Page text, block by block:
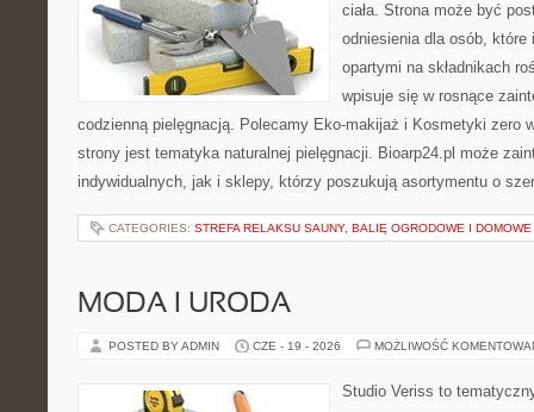
ciała. Strona może być
odniesienia dla osób,
opartymi na składnikach
wpisuje się w rosnące
codzienną pielęgnacją. Polecamy Eko-makijaż i Kosmetyki zero
strony jest tematyka naturalnej pielęgnacji. Bioarp24.pl może
indywidualnych, jak i sklepy, którzy poszukują asortymentu o
CATEGORIES: STREFA RELAKSU SAUNY, BALIĘ OGRODOWE I DOMOWE
MODA I URODA
POSTED BY ADMIN CZE - 19 - 2026 MOŻLIWOŚĆ
Studio Veriss to